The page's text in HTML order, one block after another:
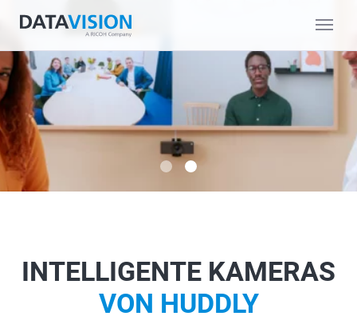
INTELLIGENTE KAMERAS
VON HUDDLY